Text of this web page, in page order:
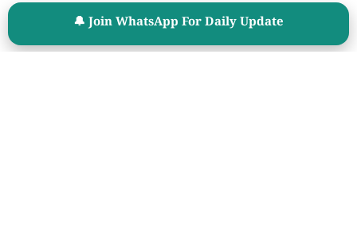
🔔 Join WhatsApp For Daily Update
खाजगी कंपन्यातील भरती